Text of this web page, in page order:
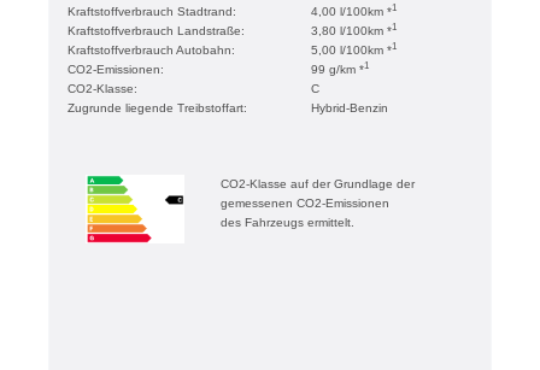
Kraftstoffverbrauch Stadtrand: 4,00 l/100km *1
Kraftstoffverbrauch Landstraße: 3,80 l/100km *1
Kraftstoffverbrauch Autobahn: 5,00 l/100km *1
CO2-Emissionen: 99 g/km *1
CO2-Klasse:
C
Zugrunde liegende Treibstoffart:
Hybrid-Benzin
CO2-Klasse auf der Grundlage der
gemessenen CO2-Emissionen
des Fahrzeugs ermittelt.